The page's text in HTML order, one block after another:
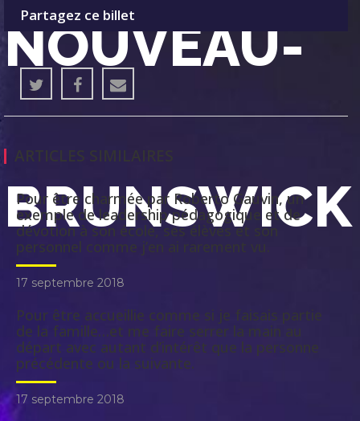
NOUVEAU-
BRUNSWICK
Partagez ce billet
ARTICLES SIMILAIRES
Pour être charmée par Roberto Gauvin, un
exemple de leadership pédagogique et de
dévotion à son école, ses élèves et son
personnel comme j’en ai rarement vu.
17 septembre 2018
Pour être accueillie comme si je faisais partie
de la famille…et me faire serrer la main au
départ avec autant d’intérêt que la personne
précédente ou la suivante.
17 septembre 2018